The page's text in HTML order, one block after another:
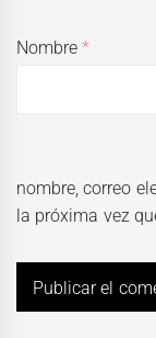
Nombre*
nombre, correo
la próxima vez